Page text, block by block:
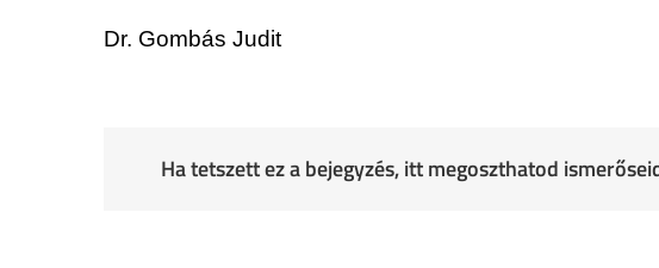
Dr. Gombás Judit
Ha tetszett ez a bejegyzés, itt megoszthatod